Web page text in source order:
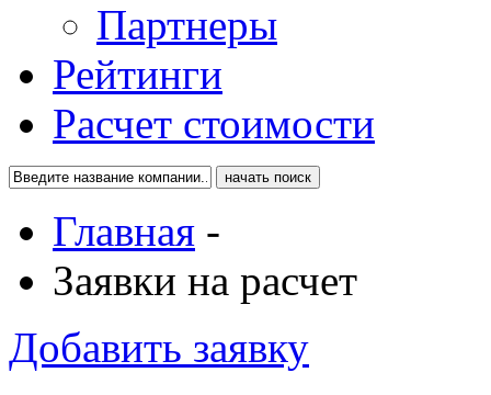
Партнеры
Рейтинги
Расчет стоимости
Главная -
Заявки на расчет
Добавить заявку